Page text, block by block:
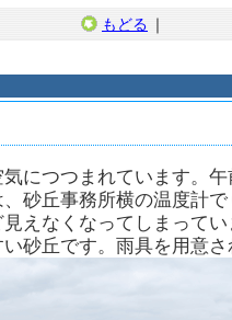
もどる ｜
につつまれています。
砂丘事務所横の温度計
えなくなってしまって
砂丘です。雨具を用意さ